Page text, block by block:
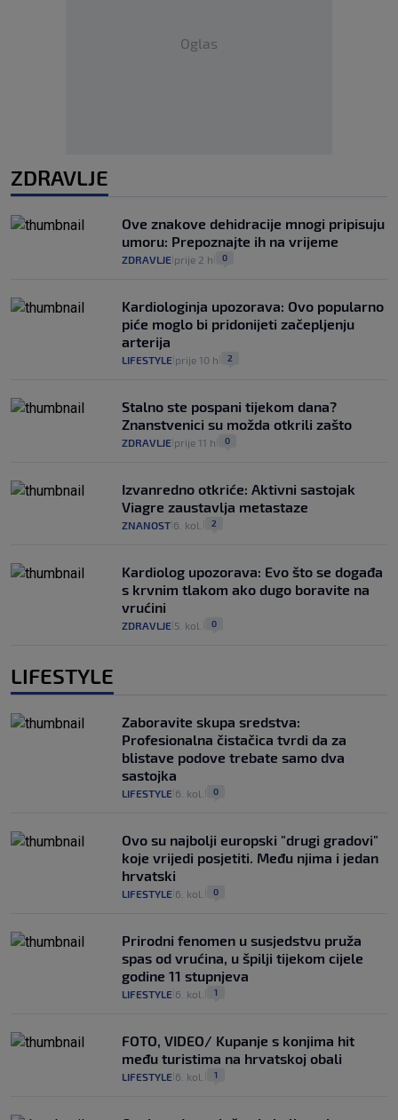
Oglas
ZDRAVLJE
Ove znakove dehidracije mnogi pripisuju
umoru: Prepoznajte ih na vrijeme
ZDRAVLJE prije 2 h 0
Kardiologinja upozorava: Ovo popularno
piće moglo bi pridonijeti začepljenju
arterija
LIFESTYLE prije 10 h 2
Stalno ste pospani tijekom dana?
Znanstvenici su možda otkrili zašto
ZDRAVLJE prije 11 h 0
Izvanredno otkriće: Aktivni sastojak
Viagre zaustavlja metastaze
ZNANOST 6. kol. 2
Kardiolog upozorava: Evo što se događa
s krvnim tlakom ako dugo boravite na
vrućini
ZDRAVLJE 5. kol. 0
LIFESTYLE
Zaboravite skupa sredstva:
Profesionalna čistačica tvrdi da za
blistave podove trebate samo dva
sastojka
LIFESTYLE 6. kol. 0
Ovo su najbolji europski "drugi gradovi"
koje vrijedi posjetiti. Među njima i jedan
hrvatski
LIFESTYLE 6. kol. 0
Prirodni fenomen u susjedstvu pruža
spas od vrućina, u špilji tijekom cijele
godine 11 stupnjeva
LIFESTYLE 6. kol. 1
FOTO, VIDEO/ Kupanje s konjima hit
među turistima na hrvatskoj obali
LIFESTYLE 6. kol. 1